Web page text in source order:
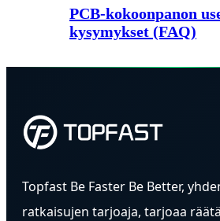
PCB-kokoonpanon
kysymykset (FAQ)
Topfast Be Faster Be Better,
ratkaisujen tarjoaja, tarjoaa